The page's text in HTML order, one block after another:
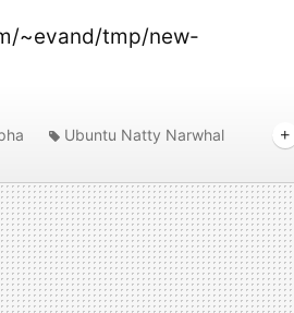
~evand/tmp/new-
Ubuntu Natty Narwhal